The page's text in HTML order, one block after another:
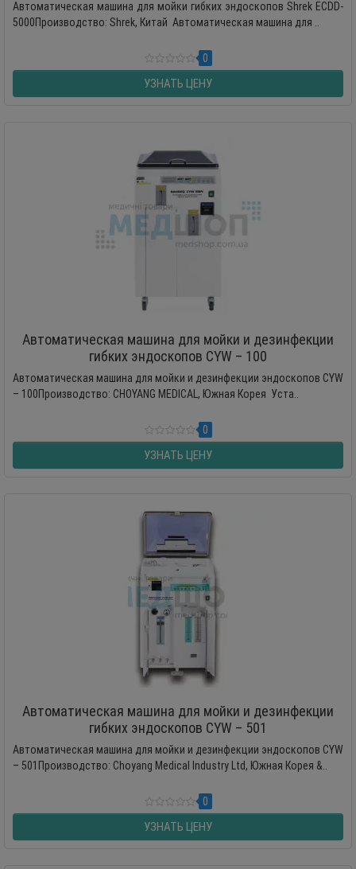
Автоматическая машина для мойки гибких эндоскопов Shrek ECDD-
5000Производство: Shrek, Китай Автоматическая машина для ..
0
УЗНАТЬ ЦЕНУ
Автоматическая машина для мойки и дезинфекции
гибких эндоскопов CYW – 100
Автоматическая машина для мойки и дезинфекции эндоскопов CYW
– 100Производство: CHOYANG MEDICAL, Южная Корея Уста..
0
УЗНАТЬ ЦЕНУ
Автоматическая машина для мойки и дезинфекции
гибких эндоскопов CYW – 501
Автоматическая машина для мойки и дезинфекции эндоскопов CYW
– 501Производство: Choyang Medical Industry Ltd, Южная Корея &..
0
УЗНАТЬ ЦЕНУ